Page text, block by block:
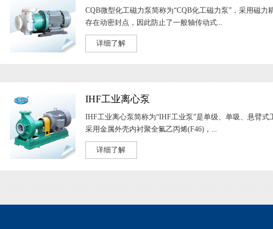
CQB微型化工磁力泵简称为“CQB化工磁力泵”，采用磁力
存在动密封点，因此防止了一般轴传动式...
详细了解
IHF工业离心泵
IHF工业离心泵简称为“IHF工业泵”是单级、单吸、悬臂式
采用金属外壳内衬聚全氟乙丙烯(F46)，...
详细了解